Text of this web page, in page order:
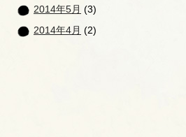
2014年5月 (3)
2014年4月 (2)